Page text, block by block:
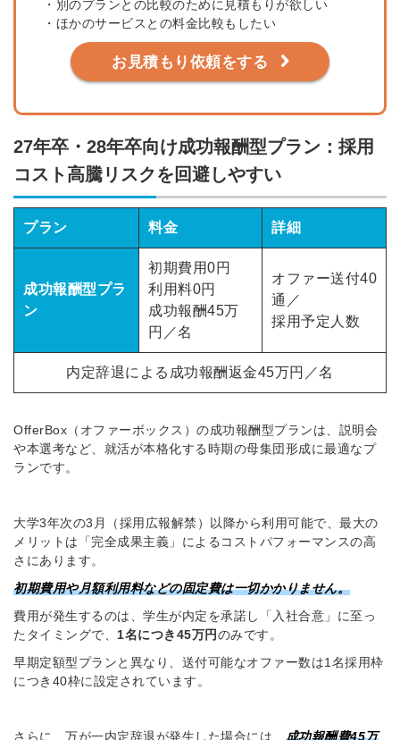
・別のプランとの比較のために見積もりが欲しい
・ほかのサービスとの料金比較もしたい
お見積もり依頼をする
27年卒・28年卒向け成功報酬型プラン：採用
コスト高騰リスクを回避しやすい
プラン 料金 詳細
成功報酬型プラ
ン
初期費用0円
利用料0円
成功報酬45万
円／名
オファー送付40
通／
採用予定人数
内定辞退による成功報酬返金45万円／名
OfferBox（オファーボックス）の成功報酬型プランは、説明会
や本選考など、就活が本格化する時期の母集団形成に最適なプ
ランです。
大学3年次の3月（採用広報解禁）以降から利用可能で、最大の
メリットは「完全成果主義」によるコストパフォーマンスの高
さにあります。
初期費用や月額利用料などの固定費は一切かかりません。
費用が発生するのは、学生が内定を承諾し「入社合意」に至っ
たタイミングで、 1名につき45万円のみです。
早期定額型プランと異なり、送付可能なオファー数は1名採用枠
につき40枠に設定されています。
さらに、万が一内定辞退が発生した場合には、 成功報酬費45万